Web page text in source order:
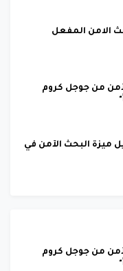
الامن المفعل
من جوجل كروم
ميزة البحث الآمن في
من جوجل كروم